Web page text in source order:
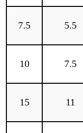
7.5 5.5
10 7.5
15 11